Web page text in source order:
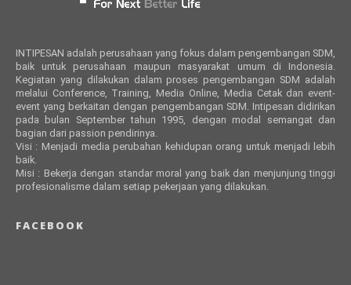
INTIPESAN adalah perusahaan yang fokus dalam pengembangan SDM,
baik untuk perusahaan maupun masyarakat umum di Indonesia.
Kegiatan yang dilakukan dalam proses pengembangan SDM adalah
melalui Conference, Training, Media Online, Media Cetak dan event-
event yang berkaitan dengan pengembangan SDM. Intipesan didirikan
pada bulan September tahun 1995, dengan modal semangat dan
bagian dari passion pendirinya.
Visi : Menjadi media perubahan kehidupan orang untuk menjadi lebih
baik.
Misi : Bekerja dengan standar moral yang baik dan menjunjung tinggi
profesionalisme dalam setiap pekerjaan yang dilakukan.
FACEBOOK